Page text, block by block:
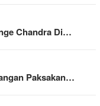
Chandra Di…
Paksakan…